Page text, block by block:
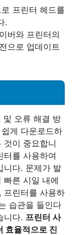
프린터 헤드를
.
버와 프린터의
으로 업데이트
및 오류 해결 방
게 다운로드하
것이 중요합니
터를 사용하여
니다. 문제가 발
빠른 시일 내에
프린터를 사용하
습관을 들인다
니다. 프린터 사
효율적으로 진